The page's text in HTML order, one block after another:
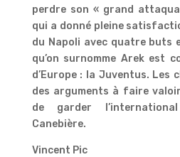
perdre son « grand
qui a donné pleine
du Napoli avec quatre buts
qu’on surnomme Arek est
d’Europe : la Juventus. Les
des arguments à faire
de garder
Canebière.
Vincent Pic